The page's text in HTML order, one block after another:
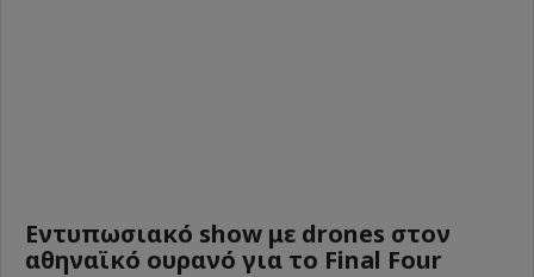
Εντυπωσιακό show με drones στον
αθηναϊκό ουρανό για το Final Four